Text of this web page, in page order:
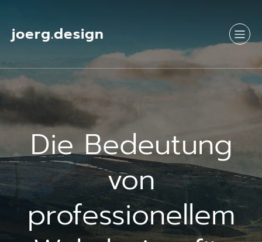
joerg.design
Die Bedeutung
von
professionellem